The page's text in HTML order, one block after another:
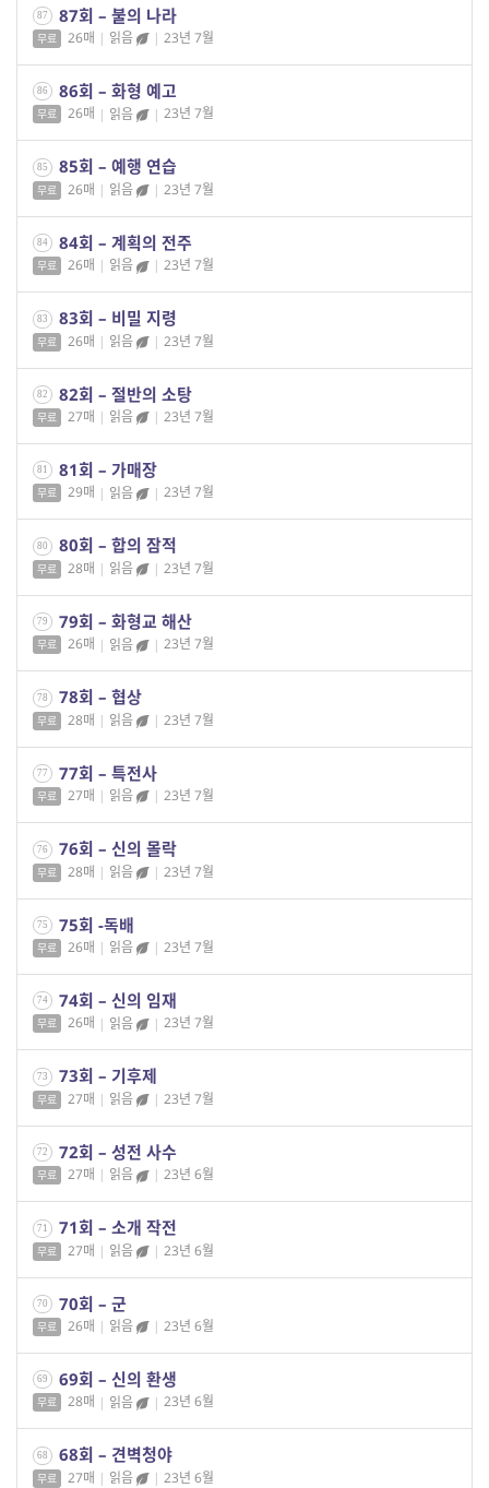
87 87회 – 불의 나라
무료 26매 | 읽음 | 23년 7월
86 86회 – 화형 예고
무료 26매 | 읽음 | 23년 7월
85 85회 – 예행 연습
무료 26매 | 읽음 | 23년 7월
84 84회 – 계획의 전주
무료 26매 | 읽음 | 23년 7월
83 83회 – 비밀 지령
무료 26매 | 읽음 | 23년 7월
82 82회 – 절반의 소탕
무료 27매 | 읽음 | 23년 7월
81 81회 – 가매장
무료 29매 | 읽음 | 23년 7월
80 80회 – 합의 잠적
무료 28매 | 읽음 | 23년 7월
79 79회 – 화형교 해산
무료 26매 | 읽음 | 23년 7월
78 78회 – 협상
무료 28매 | 읽음 | 23년 7월
77 77회 – 특전사
무료 27매 | 읽음 | 23년 7월
76 76회 – 신의 몰락
무료 28매 | 읽음 | 23년 7월
75 75회 -독배
무료 26매 | 읽음 | 23년 7월
74 74회 – 신의 임재
무료 26매 | 읽음 | 23년 7월
73 73회 – 기후제
무료 27매 | 읽음 | 23년 7월
72 72회 – 성전 사수
무료 27매 | 읽음 | 23년 6월
71 71회 – 소개 작전
무료 27매 | 읽음 | 23년 6월
70 70회 – 군
무료 26매 | 읽음 | 23년 6월
69 69회 – 신의 환생
무료 28매 | 읽음 | 23년 6월
68 68회 – 견벽청야
무료 27매 | 읽음 | 23년 6월